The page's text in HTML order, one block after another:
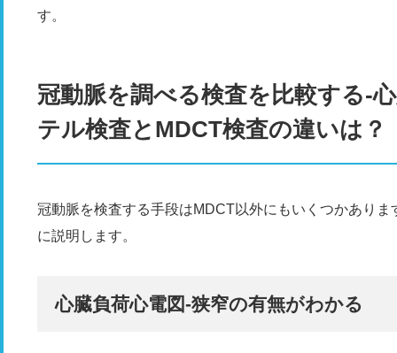
す。
冠動脈を調べる検査を比較する-
テル検査とMDCT検査の違いは？
冠動脈を検査する手段はMDCT以外にもいくつかあり
に説明します。
心臓負荷心電図-狭窄の有無がわかる